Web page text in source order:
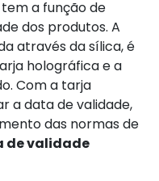
a função de
dos produtos. A
através da sílica, é
holográfica e a
Com a tarja
a data de validade,
das normas de
de validade